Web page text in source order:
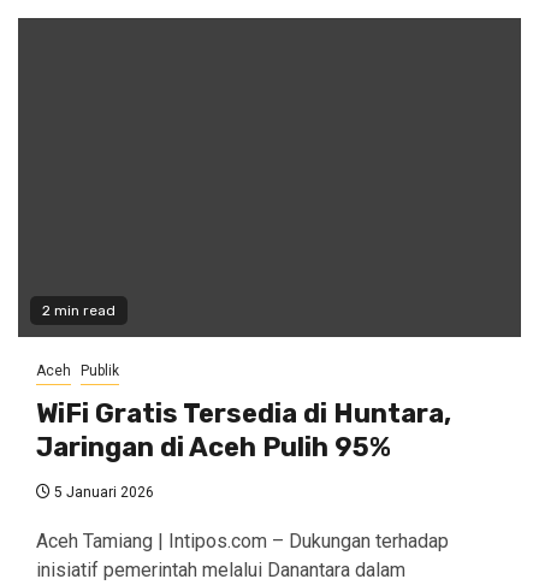
2 min read
Aceh Publik
WiFi Gratis Tersedia di Huntara,
Jaringan di Aceh Pulih 95%
5 Januari 2026
Aceh Tamiang | Intipos.com – Dukungan terhadap
inisiatif pemerintah melalui Danantara dalam